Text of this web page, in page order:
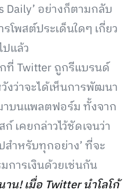
Daily’ อย่างก็ตามกลับ
พสต์ประเด็นใดๆ เกี่ยว
แล้ว
ที่ Twitter ถูกรีแบรนด์
งว่าจะได้เห็นการพัฒนา
าบนแพลตฟอร์ม ทั้งจาก
เคยกล่าวไว้ชัดเจนว่า
สำหรับทุกอย่าง’ ที่จะ
การเงินด้วยเช่นกัน
น! เมื่อ Twitter นำโลโก้